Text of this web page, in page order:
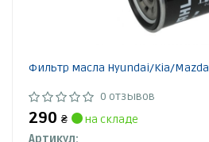
Фильтр масла Hyundai/Kia/Mazda
0 отзывов
290 ₴
на складе
Артикул: